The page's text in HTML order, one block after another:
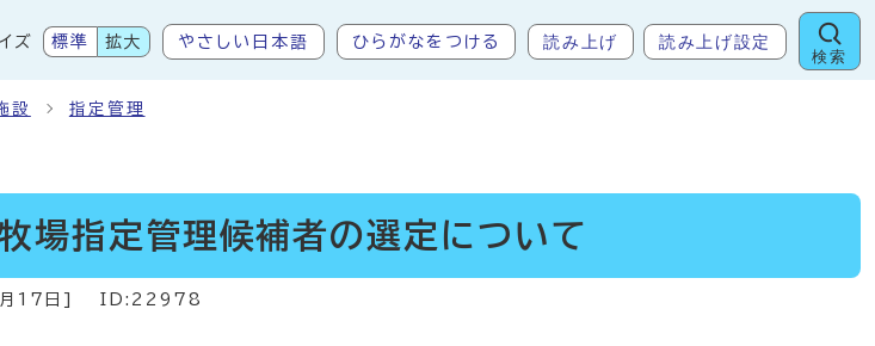
ズ 標準 拡大 やさしい日本語 ひらがなをつける 読み上げ 読み上げ設定
検索
設 指定管理
場指定管理候補者の選定について
17日 ID:22978